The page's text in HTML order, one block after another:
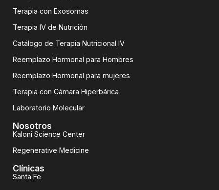
Terapia con Exosomas
Terapia IV de Nutrición
Catálogo de Terapia Nutricional IV
Reemplazo Hormonal para Hombres
Reemplazo Hormonal para mujeres
Terapia con Cámara Hiperbárica
Laboratorio Molecular
Nosotros
Kaloni Science Center
Regenerative Medicine
Clínicas
Santa Fe